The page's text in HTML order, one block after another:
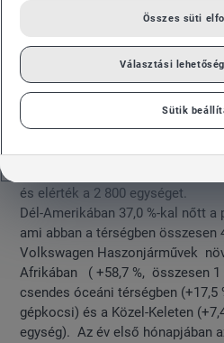
Nyugat-Európában a kiszállított
%-kal kevesebb gépjárművet
és elérték a 2 800 egységet.
Dél-Amerikában 37,0 %-kal nőtt
ami abban a térségben
Volkswagen Haszonjárművek
Afrikában ( +58,7 %, összesen 1
csendes óceáni térségben (+17,5
gépkocsi) és a Közel-Keleten
egység). Az év első hónapjában
Összes süti
Választási
Sütik